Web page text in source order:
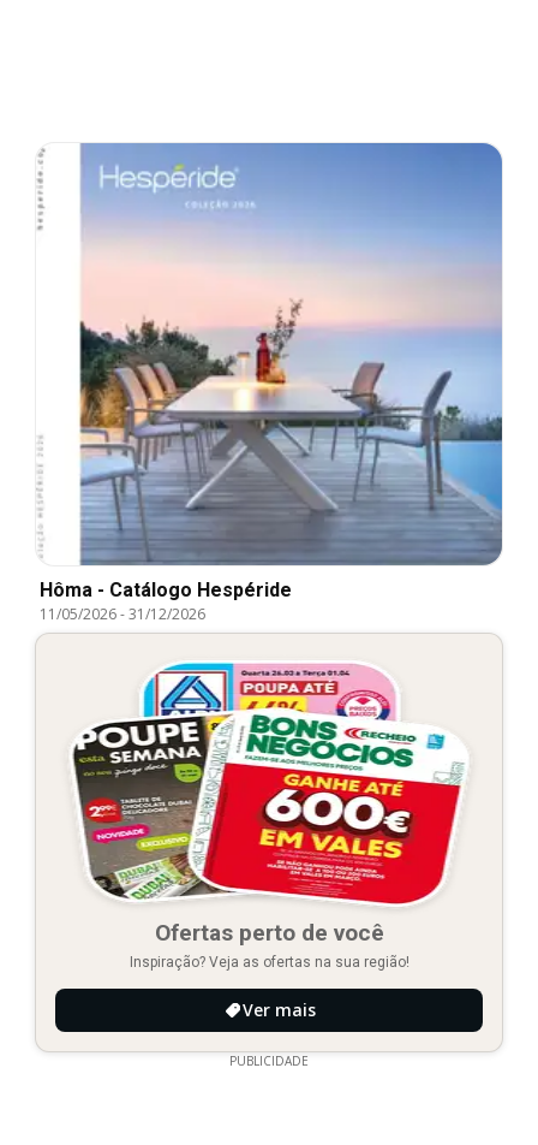
Hôma - Catálogo Hespéride
11/05/2026-31/12/2026
Ofertas perto de você
Inspiração? Veja as ofertas na sua região!
Ver mais
PUBLICIDADE